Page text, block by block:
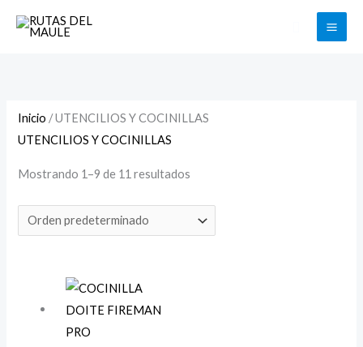
Buscar
Inicio / UTENCILIOS Y COCINILLAS
UTENCILIOS Y COCINILLAS
Mostrando 1–9 de 11 resultados